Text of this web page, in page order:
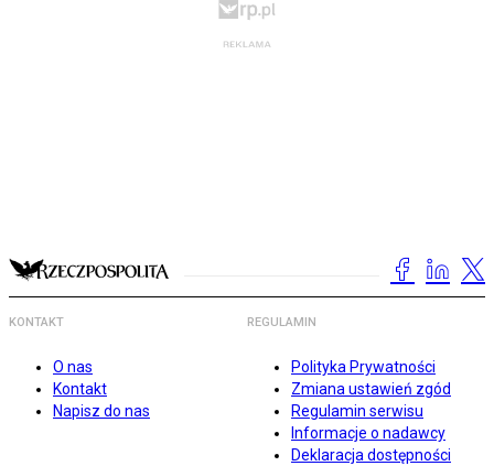
KONTAKT
O nas
Kontakt
Napisz do nas
REGULAMIN
Polityka Prywatności
Zmiana ustawień zgód
Regulamin serwisu
Informacje o nadawcy
Deklaracja dostępności